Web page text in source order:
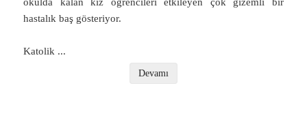
hastalık baş gösteriyor.
Katolik ...
Devamı